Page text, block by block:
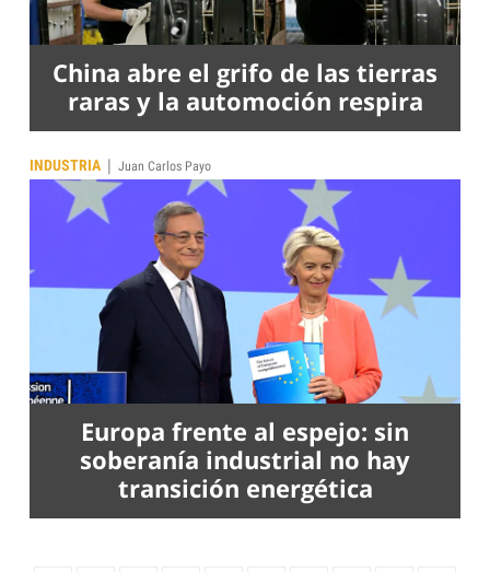
China abre el grifo de las tierras
raras y la automoción respira
INDUSTRIA | Juan Carlos Payo
Europa frente al espejo: sin
soberanía industrial no hay
transición energética